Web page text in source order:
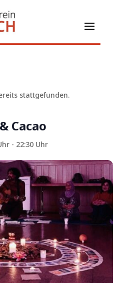
stattgefunden.
Cacao
- 22:30 Uhr